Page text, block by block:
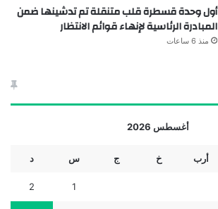
أول وحدة قسطرة قلب متنقلة تم تدشينها ضمن
المبادرة الرئاسية لإنهاء قوائم الانتظار
منذ 6 ساعات
أغسطس 2026
أرب خ ج س د
1
2